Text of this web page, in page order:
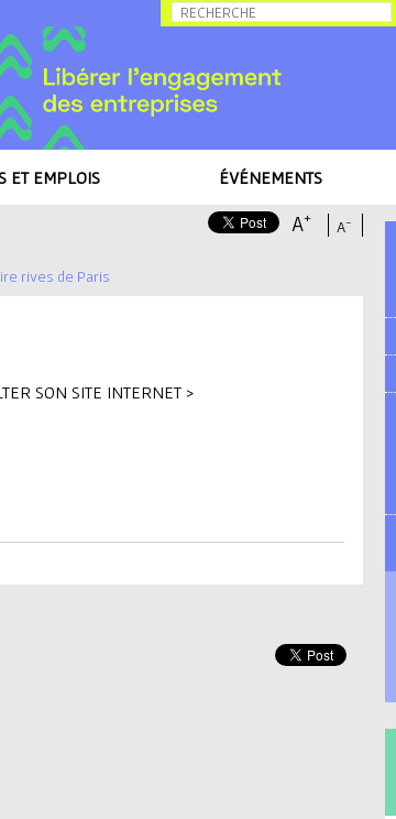
Allez au contenu
ET EMPLOIS ÉVÉNEMENTS
A-
A+
rives de Paris
SON SITE INTERNET >